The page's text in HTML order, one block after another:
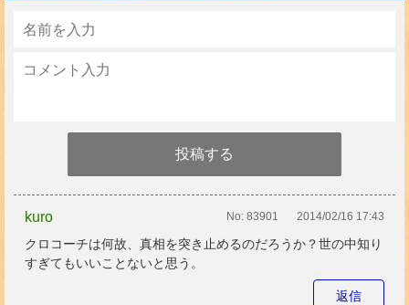
kuro No: 83901 2014/02/16 17:43
クロコーチは何故、真相を突き止めるのだろうか？世の中知り
すぎてもいいことないと思う。
返信